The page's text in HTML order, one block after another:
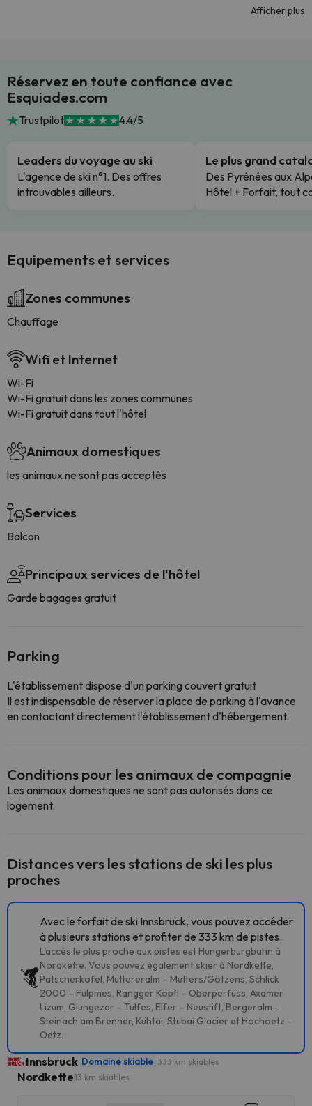
Afficher plus
Réservez en toute confiance avec
Esquiades.com
Trustpilot 4.4/5
Leaders du voyage au ski
L'agence de ski n°1. Des offres
introuvables ailleurs.
Le plus grand
Des Pyrénées aux
Hôtel + Forfait, tout
Equipements et services
Zones communes
Chauffage
Wifi et Internet
Wi-Fi
Wi-Fi gratuit dans les zones communes
Wi-Fi gratuit dans tout l'hôtel
Animaux domestiques
les animaux ne sont pas acceptés
Services
Balcon
Principaux services de l'hôtel
Garde bagages gratuit
Parking
L'établissement dispose d'un parking couvert gratuit
Il est indispensable de réserver la place de parking à l'avance
en contactant directement l'établissement d'hébergement.
Conditions pour les animaux de compagnie
Les animaux domestiques ne sont pas autorisés dans ce
logement.
Distances vers les stations de ski les plus
proches
Avec le forfait de ski Innsbruck, vous pouvez accéder
à plusieurs stations et profiter de 333 km de pistes.
L'accès le plus proche aux pistes est Hungerburgbahn à
Nordkette. Vous pouvez également skier à Nordkette,
Patscherkofel, Muttereralm – Mutters/Götzens, Schlick
2000 – Fulpmes, Rangger Köpfl – Oberperfuss, Axamer
Lizum, Glungezer – Tulfes, Elfer – Neustift, Bergeralm –
Steinach am Brenner, Kühtai, Stubai Glacier et Hochoetz -
Oetz.
Innsbruck Domaine skiable 333 km skiables
Nordkette13 km skiables